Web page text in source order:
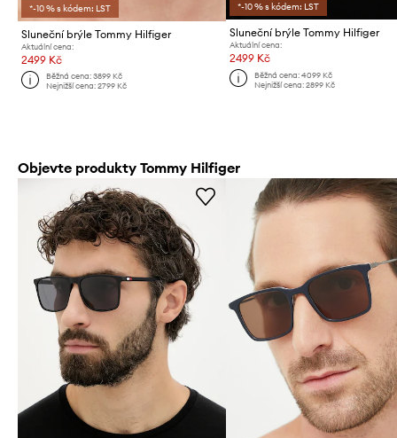
*-10 % s kódem: LST
Sluneční brýle Tommy Hilfiger
Aktuální cena:
2499 Kč
Běžná cena:3899 Kč
Nejnižší cena:2799 Kč
*-10 % s kódem: LST
Sluneční brýle Tommy Hilfiger
Aktuální cena:
2499 Kč
Běžná cena: 4099 Kč
Nejnižší cena: 2899 Kč
Objevte produkty Tommy Hilfiger